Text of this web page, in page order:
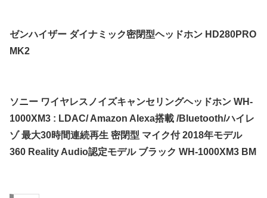
ゼンハイザー ダイナミック密閉型ヘッドホン HD280PRO
MK2
ソニー ワイヤレスノイズキャンセリングヘッドホン WH-
1000XM3 : LDAC/ Amazon Alexa搭載 /Bluetooth/ハイレ
ゾ 最大30時間連続再生 密閉型 マイク付 2018年モデル
360 Reality Audio認定モデル ブラック WH-1000XM3 BM